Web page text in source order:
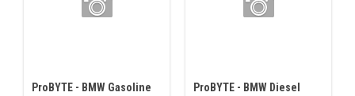
ProBYTE - BMW Gasoline
ProBYTE - BMW Diesel